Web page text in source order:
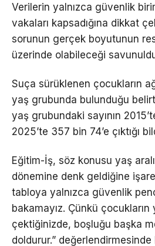
Verilerin yalnızca güvenlik
vakaları kapsadığına dikkat
sorunun gerçek boyutunun
üzerinde olabileceği
Suça sürüklenen çocukların
yaş grubunda bulunduğu
yaş grubundaki sayının
2025’te 357 bin 74’e çıktığı
Eğitim-İş, söz konusu yaş
dönemine denk geldiğine
tabloya yalnızca güvenlik
bakamayız. Çünkü çocukların
çektiğinizde, boşluğu başka
doldurur.” değerlendirmesinde